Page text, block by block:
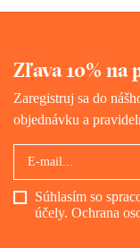
Zľava 10% na
Zaregistruj sa do
objednávku a
Súhlasím so
účely. Ochrana